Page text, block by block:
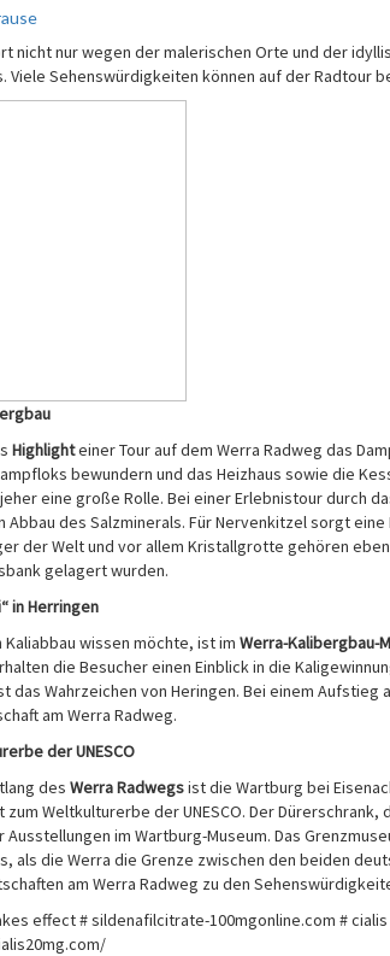
nicht nur wegen der malerischen Orte und der
Viele Sehenswürdigkeiten können auf der Radtour
Highlighteiner Tour auf dem Werra Radweg das
bewundern und das Heizhaus sowie die
eine große Rolle. Bei einer Erlebnistour durch
des Salzminerals. Für Nervenkitzel sorgt
der Welt und vor allem Kristallgrotte gehören
gelagert wurden.
in Herringen
wissen möchte, ist im Werra-Kalibergbau-
die Besucher einen Einblick in die
das Wahrzeichen von Heringen. Bei einem
am Werra Radweg.
der UNESCO
des Werra Radwegsist die Wartburg bei
Weltkulturerbe der UNESCO. Der
im Wartburg-Museum. Das
als die Werra die Grenze zwischen den beiden
am Werra Radweg zu den
effect # sildenafilcitrate-100mgonline.com #